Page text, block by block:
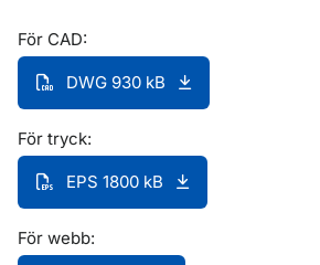
För CAD:
DWG 930 kB
För tryck:
EPS 1800 kB
För webb: